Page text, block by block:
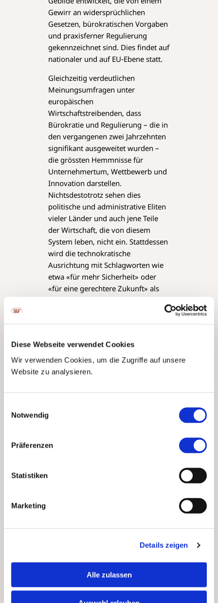
Diese Webseite verwendet Cookies
Wir verwenden Cookies, um die Zugriffe auf unsere
Website zu analysieren.
Notwendig
Präferenzen
Statistiken
Marketing
Details zeigen
Alle zulassen
Gewirr an widersprüchlichen
Gesetzen, bürokratischen Vorgaben
und praxisferner Regulierung
gekennzeichnet sind. Dies findet auf
nationaler und auf EU-Ebene statt.
Gleichzeitig verdeutlichen
Meinungsumfragen unter
europäischen
Wirtschaftstreibenden, dass
Bürokratie und Regulierung – die in
den vergangenen zwei Jahrzehnten
signifikant ausgeweitet wurden –
die grössten Hemmnisse für
Unternehmertum, Wettbewerb und
Innovation darstellen.
Nichtsdestotrotz sehen dies
politische und administrative Eliten
vieler Länder und auch jene Teile
der Wirtschaft, die von diesem
System leben, nicht ein. Stattdessen
wird die technokratische
Ausrichtung mit Schlagworten wie
etwa «für mehr Sicherheit» oder
«für eine gerechtere Zukunft» als
gewinnbringend für alle
selbst.
Technokratie der Fall sein.
und Gesellschaft braucht, werden
supranationaler Ebene zumeist in
Der Grossteil der Bevölkerung
eine stabilere und mitunter auch
gerechtere, inklusivere oder